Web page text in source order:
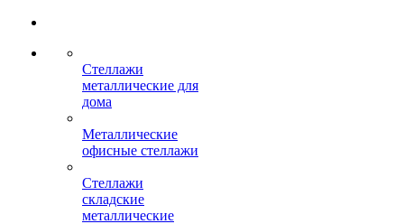
Стеллажи
металлические для
дома
Металлические
офисные стеллажи
Стеллажи
складские
металлические